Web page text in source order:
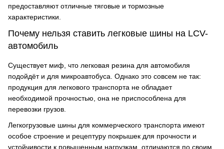
предоставляют отличные тяговые и тормозные
характеристики.
Почему нельзя ставить легковые шины на LСV-
автомобиль
Существует миф, что легковая резина для автомобиля
подойдёт и для микроавтобуса. Однако это совсем не так:
продукция для легкового транспорта не обладает
необходимой прочностью, она не приспособлена для
перевозки грузов.
Легкогрузовые шины для коммерческого транспорта имеют
особое строение и рецептуру покрышек для прочности и
устойчивости к повышенным нагрузкам, отличаются по своим